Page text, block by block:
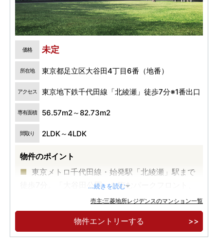
価格 未定
所在地 東京都足立区大谷田4丁目6番（地番）
アクセス 東京地下鉄千代田線「北綾瀬」徒歩7分※1番出口
専有面積 56.57m2～82.73m2
間取り 2LDK～4LDK
物件のポイント
東京メトロ千代田線・始発駅「北綾瀬」駅まで
徒歩7分。「大谷田公園」を臨むパークフロント、
2025年に整備完了した駅周辺地区まちづくり
により、北綾瀬駅前に「大型商業施設」が誕生。
...続きを読む
売主:三菱地所レジデンスのマンション一覧
物件エントリーする